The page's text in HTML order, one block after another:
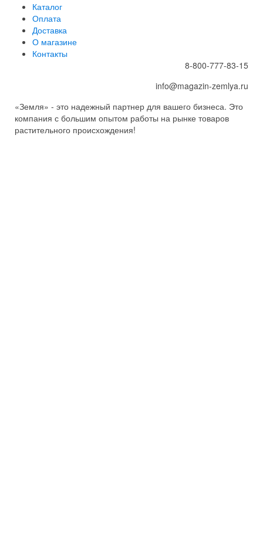
Каталог
Оплата
Доставка
О магазине
Контакты
8-800-777-83-15
info@magazin-zemlya.ru
«Земля» - это надежный партнер для вашего бизнеса. Это
компания с большим опытом работы на рынке товаров
растительного происхождения!